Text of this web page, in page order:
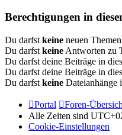
Berechtigungen in
Du darfst keine neuen
Du darfst keine Antworten zu
Du darfst deine Beiträge in
Du darfst deine Beiträge in
Du darfst keine Dateianhänge
Portal
Foren-
Alle Zeiten sind
Cookie-Einstellungen